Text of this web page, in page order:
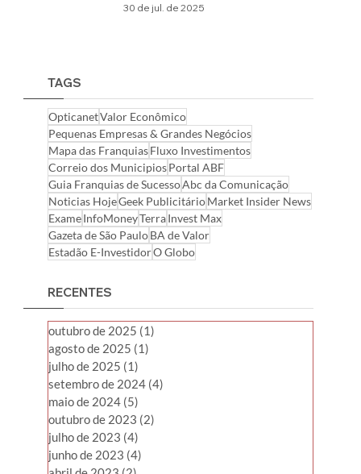
30 de jul. de 2025
TAGS
OpticanetValor Econômico
Pequenas Empresas & Grandes Negócios
Mapa das FranquiasFluxo Investimentos
Correio dos MunicipiosPortal ABF
Guia Franquias de SucessoAbc da Comunicação
Noticias HojeGeek PublicitárioMarket Insider News
ExameInfoMoneyTerraInvest Max
Gazeta de São PauloBA de Valor
Estadão E-InvestidorO Globo
RECENTES
outubro de 2025 (1)
agosto de 2025 (1)
julho de 2025 (1)
setembro de 2024 (4)
maio de 2024 (5)
outubro de 2023 (2)
julho de 2023 (4)
junho de 2023 (4)